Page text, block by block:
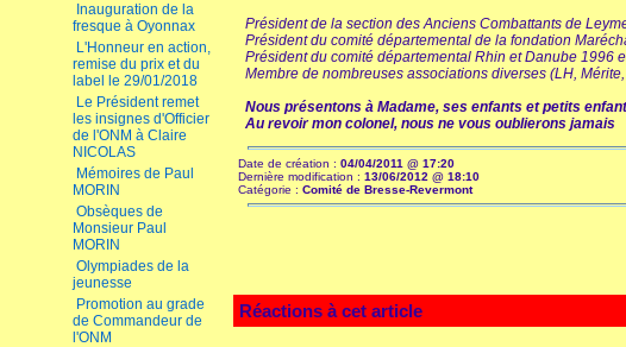
Inauguration de la
fresque à Oyonnax
L'Honneur en action,
remise du prix et du
label le 29/01/2018
Le Président remet
les insignes d'Officier
de l'ONM à Claire
NICOLAS
Mémoires de Paul
MORIN
Obsèques de
Monsieur Paul
MORIN
Olympiades de la
jeunesse
Promotion au grade
de Commandeur de
l'ONM
Président de la section des Anciens Combattants de
Président du comité départemental de la fondation
Président du comité départemental Rhin et Danube 1996
Membre de nombreuses associations diverses (LH,
Nous présentons à Madame, ses enfants et petits
Au revoir mon colonel, nous ne vous oublierons jamais
Date de création : 04/04/2011 @ 17:20
Dernière modification : 13/06/2012 @ 18:10
Catégorie : Comité de Bresse-Revermont
Réactions à cet article